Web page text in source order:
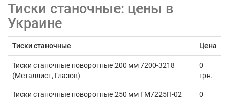
Тиски станочные: цены в
Украине
Тиски станочные Цена
Тиски станочные поворотные 200 мм 7200-3218
(Металлист, Глазов)
0
грн.
Тиски станочные поворотные 250 мм ГМ7225П-02
0